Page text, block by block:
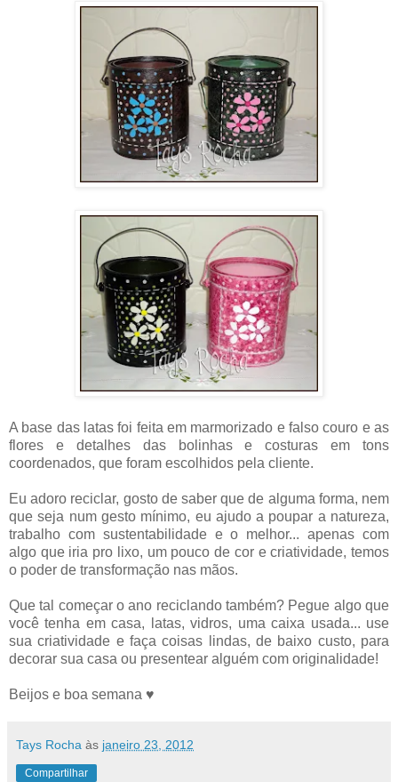
A base das latas foi feita em marmorizado e falso couro e as
flores e detalhes das bolinhas e costuras em tons
coordenados, que foram escolhidos pela cliente.
Eu adoro reciclar, gosto de saber que de alguma forma, nem
que seja num gesto mínimo, eu ajudo a poupar a natureza,
trabalho com sustentabilidade e o melhor... apenas com
algo que iria pro lixo, um pouco de cor e criatividade, temos
o poder de transformação nas mãos.
Que tal começar o ano reciclando também? Pegue algo que
você tenha em casa, latas, vidros, uma caixa usada... use
sua criatividade e faça coisas lindas, de baixo custo, para
decorar sua casa ou presentear alguém com originalidade!
Beijos e boa semana ♥
Tays Rocha às janeiro 23, 2012
Compartilhar